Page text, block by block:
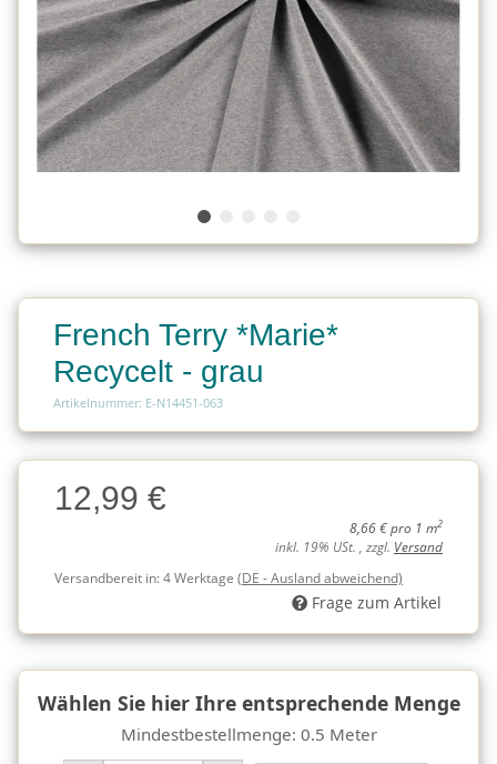
French Terry *Marie*
Recycelt - grau
Artikelnummer: E-N14451-063
Charge
Charge12,99 €
8,66 € pro 1 m2
inkl. 19% USt. , zzgl. Versand
Versandbereit in:4 Werktage (DE - Ausland abweichend)
Frage zum Artikel
Wählen Sie hier Ihre entsprechende Menge
Mindestbestellmenge: 0.5 Meter